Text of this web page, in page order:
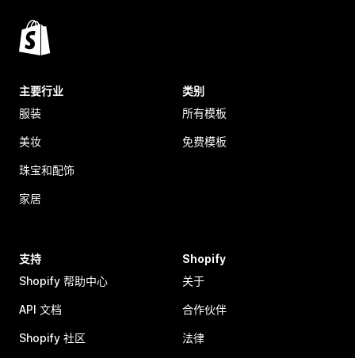
主要行业
服装
美妆
珠宝和配饰
家居
类别
所有模板
免费模板
支持
Shopify 帮助中心
API 文档
Shopify 社区
Shopify
关于
合作伙伴
法律